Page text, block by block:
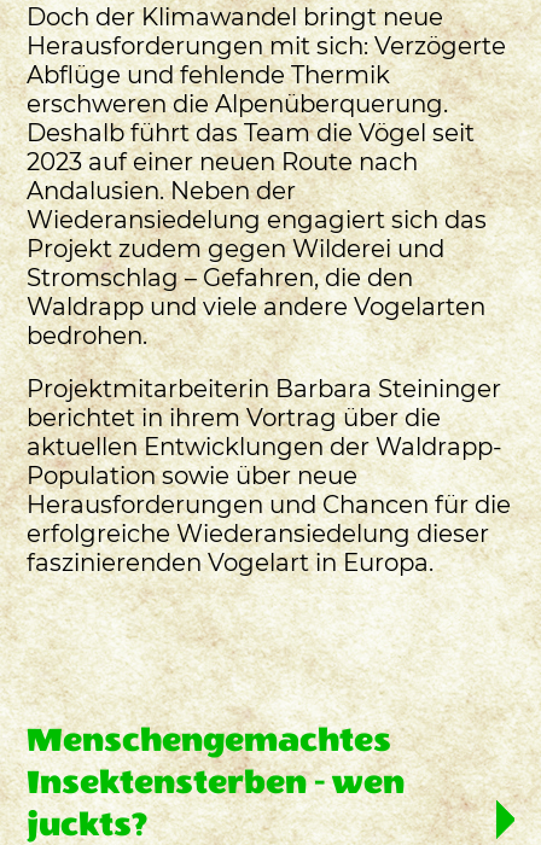
Doch der Klimawandel bringt neue
Herausforderungen mit sich: Verzögerte
Abflüge und fehlende Thermik
erschweren die Alpenüberquerung.
Deshalb führt das Team die Vögel seit
2023 auf einer neuen Route nach
Andalusien. Neben der
Wiederansiedelung engagiert sich das
Projekt zudem gegen Wilderei und
Stromschlag – Gefahren, die den
Waldrapp und viele andere Vogelarten
bedrohen.
Projektmitarbeiterin Barbara Steininger
berichtet in ihrem Vortrag über die
aktuellen Entwicklungen der Waldrapp-
Population sowie über neue
Herausforderungen und Chancen für die
erfolgreiche Wiederansiedelung dieser
faszinierenden Vogelart in Europa.
Menschengemachtes
Insektensterben - wen
juckts?